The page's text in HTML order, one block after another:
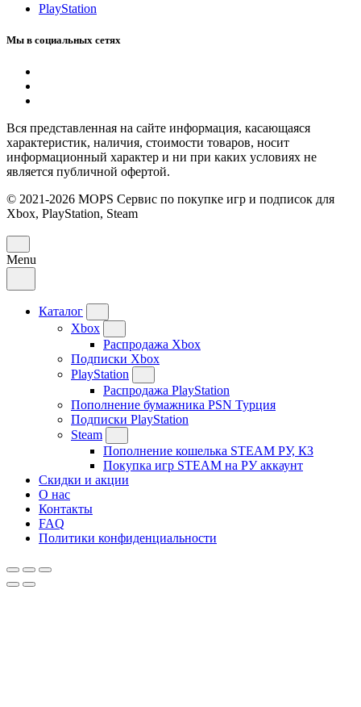
PlayStation
Мы в социальных сетях
Вся представленная на сайте информация, касающаяся
характеристик, наличия, стоимости товаров, носит
информационный характер и ни при каких условиях не
является публичной офертой.
© 2021-2026 MOPS Сервис по покупке игр и подписок для
Xbox, PlayStation, Steam
Menu
Каталог
Xbox
Распродажа Xbox
Подписки Xbox
PlayStation
Распродажа PlayStation
Пополнение бумажника PSN Турция
Подписки PlayStation
Steam
Пополнение кошелька STEAM РУ, КЗ
Покупка игр STEAM на РУ аккаунт
Скидки и акции
О нас
Контакты
FAQ
Политики конфиденциальности